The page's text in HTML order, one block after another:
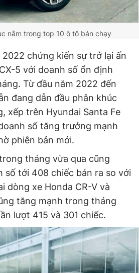
nằm trong top 10 ô tô bán chạy
chứng kiến sự trở lại ấn
5 với doanh số ổn định
Từ đầu năm 2022 đến
đang dẫn đầu phân khúc
xếp trên Hyundai Santa Fe
số tăng trưởng mạnh
phiên bản mới.
tháng vừa qua cũng
số tới 408 chiếc bán ra so với
dòng xe Honda CR-V và
tăng mạnh trong tháng
lượt 415 và 301 chiếc.